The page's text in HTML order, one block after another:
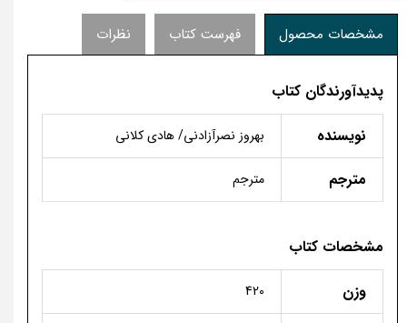
مشخصات محصول فهرست کتاب نظرات
پدیدآورندگان کتاب
نویسنده
بهروز نصرآزادنی/ هادی کلانی
مترجم مترجم
مشخصات کتاب
وزن
420